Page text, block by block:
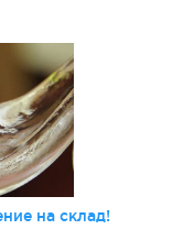
на склад!